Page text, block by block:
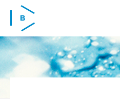
Pasar al contenido principal